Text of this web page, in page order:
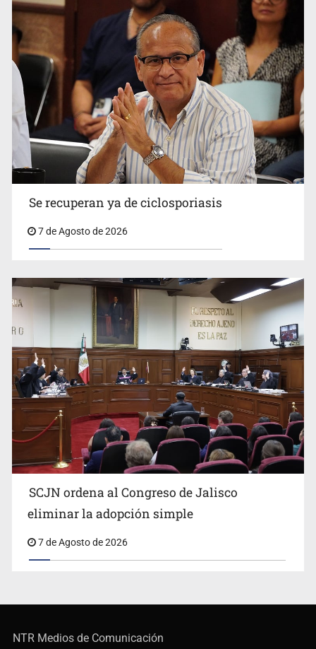
Vecinos acusan retiro de árboles; Ijalvi niega tala
UdeG convierte residuos de agave en biotextil
Se recuperan ya de ciclosporiasis
7 de Agosto de 2026
SCJN ordena al Congreso de Jalisco
eliminar la adopción simple
7 de Agosto de 2026
NTR Medios de Comunicación